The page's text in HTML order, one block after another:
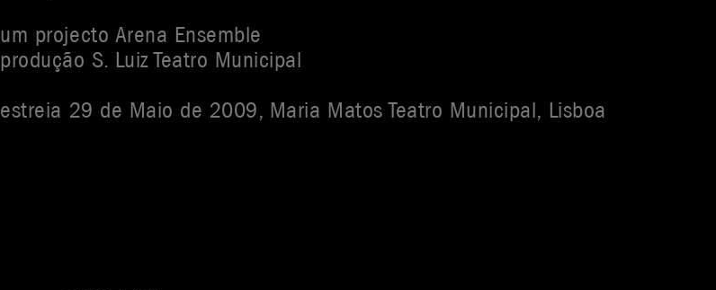
um projecto Arena Ensemble
produção S. Luiz Teatro Municipal
estreia 29 de Maio de 2009, Maria Matos Teatro Municipal, Lisboa